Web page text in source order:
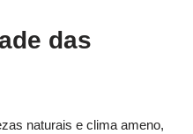
das
naturais e clima ameno,